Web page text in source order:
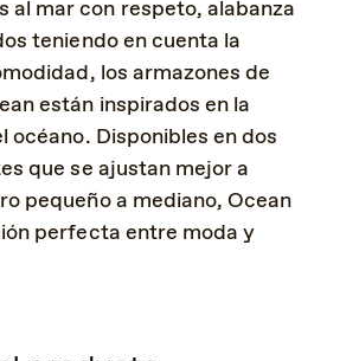
al mar con respeto, alabanza
teniendo en cuenta la
los armazones de
están inspirados en la
océano. Disponibles en dos
que se ajustan mejor a
pequeño a mediano, Ocean
perfecta entre moda y